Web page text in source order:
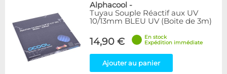
Alphacool -
Tuyau Souple Réactif aux UV
10/13mm BLEU UV (Boite de 3m)
14,90 €
En stock
Expédition immédiate
Ajouter au panier